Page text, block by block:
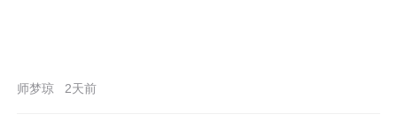
师梦琼 2天前